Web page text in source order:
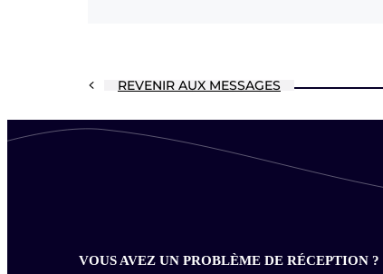
REVENIR AUX MESSAGES
VOUS AVEZ UN PROBLÈME DE RÉCEPTION ?